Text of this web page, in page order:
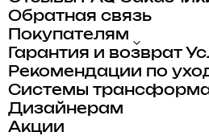
Обратная связь
Покупателям
Гарантия и возврат
Рекомендации по
Системы
Дизайнерам
Акции